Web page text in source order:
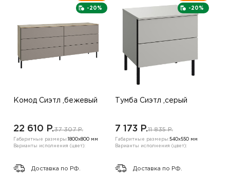
-20%
Комод Сиэтл ,бежевый
22 610 P.37 307 P.
Габаритные размеры: 1800х800 мм
Варианты исполнения (цвет):
Доставка по РФ.
-20%
Тумба Сиэтл ,серый
7 173 P.11 835 P.
Габаритные размеры:540х550 мм
Варианты исполнения (цвет):
Доставка по РФ.